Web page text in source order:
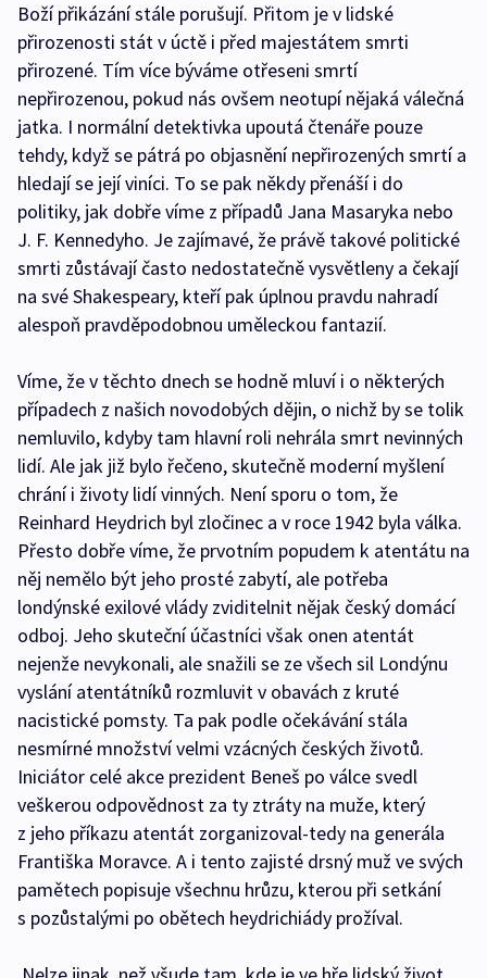
Boží přikázání stále porušují. Přitom je v lidské
přirozenosti stát v úctě i před majestátem smrti
přirozené. Tím více býváme otřeseni smrtí
nepřirozenou, pokud nás ovšem neotupí nějaká válečná
jatka. I normální detektivka upoutá čtenáře pouze
tehdy, když se pátrá po objasnění nepřirozených smrtí a
hledají se její viníci. To se pak někdy přenáší i do
politiky, jak dobře víme z případů Jana Masaryka nebo
J. F. Kennedyho. Je zajímavé, že právě takové politické
smrti zůstávají často nedostatečně vysvětleny a čekají
na své Shakespeary, kteří pak úplnou pravdu nahradí
alespoň pravděpodobnou uměleckou fantazií.
Víme, že v těchto dnech se hodně mluví i o některých
případech z našich novodobých dějin, o nichž by se tolik
nemluvilo, kdyby tam hlavní roli nehrála smrt nevinných
lidí. Ale jak již bylo řečeno, skutečně moderní myšlení
chrání i životy lidí vinných. Není sporu o tom, že
Reinhard Heydrich byl zločinec a v roce 1942 byla válka.
Přesto dobře víme, že prvotním popudem k atentátu na
něj nemělo být jeho prosté zabytí, ale potřeba
londýnské exilové vlády zviditelnit nějak český domácí
odboj. Jeho skuteční účastníci však onen atentát
nejenže nevykonali, ale snažili se ze všech sil Londýnu
vyslání atentátníků rozmluvit v obavách z kruté
nacistické pomsty. Ta pak podle očekávání stála
nesmírné množství velmi vzácných českých životů.
Iniciátor celé akce prezident Beneš po válce svedl
veškerou odpovědnost za ty ztráty na muže, který
z jeho příkazu atentát zorganizoval-tedy na generála
Františka Moravce. A i tento zajisté drsný muž ve svých
pamětech popisuje všechnu hrůzu, kterou při setkání
s pozůstalými po obětech heydrichiády prožíval.